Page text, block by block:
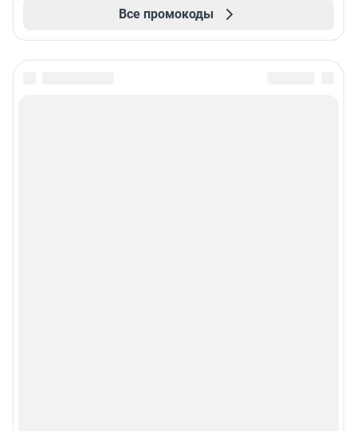
Все промокоды